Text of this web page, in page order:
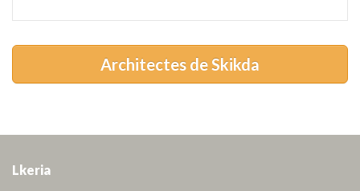
Architectes de Skikda
Lkeria